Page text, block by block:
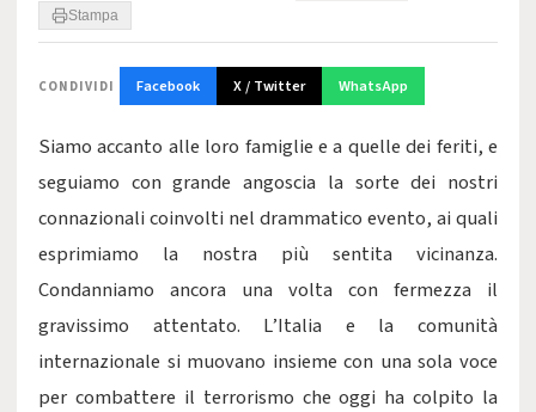
Stampa
CONDIVIDI Facebook X / Twitter WhatsApp
Siamo accanto alle loro famiglie e a quelle dei feriti, e
seguiamo con grande angoscia la sorte dei nostri
connazionali coinvolti nel drammatico evento, ai quali
esprimiamo la nostra più sentita vicinanza.
Condanniamo ancora una volta con fermezza il
gravissimo attentato. L’Italia e la comunità
internazionale si muovano insieme con una sola voce
per combattere il terrorismo che oggi ha colpito la